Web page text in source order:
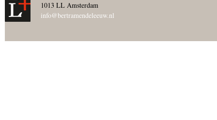
1013 LL Amsterdam
info@bertramendeleeuw.nl